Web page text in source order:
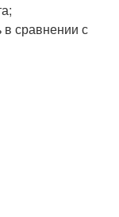
в сравнении с